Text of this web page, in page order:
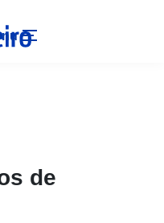
de